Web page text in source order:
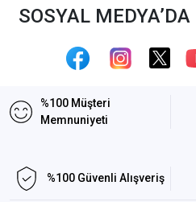
SOSYAL MEDYA’DA
%100 Müşteri
Memnuniyeti
%100 Güvenli Alışveriş